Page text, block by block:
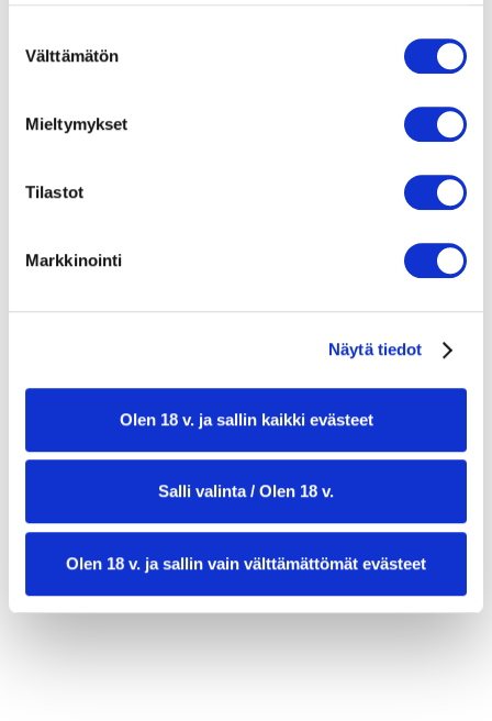
tai vanhempi. Vahvista ikäsi käyttääksesi sivustoa.
valinta
Välttämätön
Mieltymykset
Tilastot
Markkinointi
Näytä tiedot
Olen 18 v. ja sallin kaikki evästeet
Salli valinta / Olen 18 v.
Olen 18 v. ja sallin vain välttämättömät evästeet
100 g tuoretta pinaattia
keltainen osa)
pecorinoa tai parmesaania raastettuna
400 g pastaa (esim. tagliatelle tai
pappardelle)